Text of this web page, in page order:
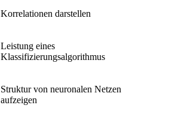
Korrelationen darstellen
Leistung eines
Klassifizierungsalgorithmus
Struktur von neuronalen Netzen
aufzeigen